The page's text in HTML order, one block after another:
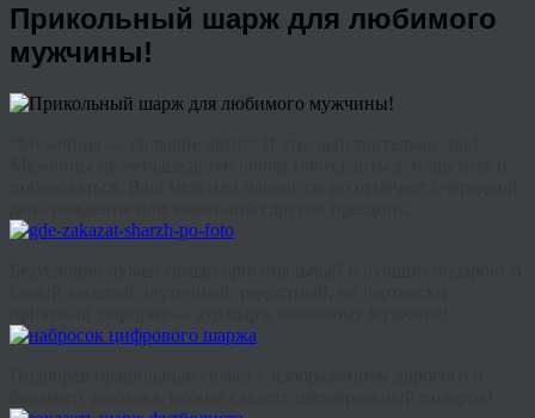
Прикольный шарж для любимого
мужчины!